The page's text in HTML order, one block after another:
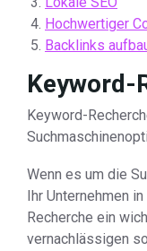
Hochwertiger
Backlinks
Keyword-
Keyword-
Wenn es um die
Ihr Unternehmen
Recherche ein
vernachlässigen